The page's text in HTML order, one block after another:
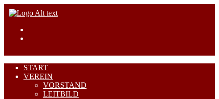
START
VEREIN
VORSTAND
LEITBILD